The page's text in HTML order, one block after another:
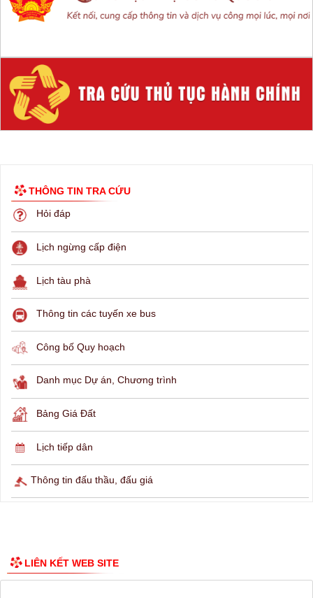
THÔNG TIN TRA CỨU
Hỏi đáp
Lịch ngừng cấp điện
Lịch tàu phà
Thông tin các tuyến xe bus
Công bố Quy hoạch
Danh mục Dự án, Chương trình
Bảng Giá Đất
Lịch tiếp dân
Thông tin đấu thầu, đấu giá
LIÊN KẾT WEB SITE